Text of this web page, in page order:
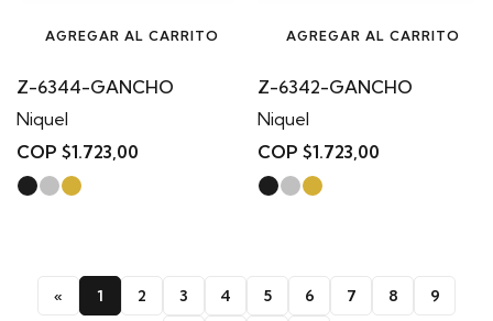
AGREGAR AL CARRITO
Z-6344-GANCHO
Niquel
COP $1.723,00
AGREGAR AL CARRITO
Z-6342-GANCHO
Niquel
COP $1.723,00
« 1 2 3 4 5 6 7 8
9